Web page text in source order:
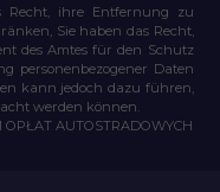
Recht, ihre Entfernung zu
Sie haben das Recht,
des Amtes für den Schutz
personenbezogener Daten
kann jedoch dazu führen,
werden können.
OPŁAT AUTOSTRADOWYCH